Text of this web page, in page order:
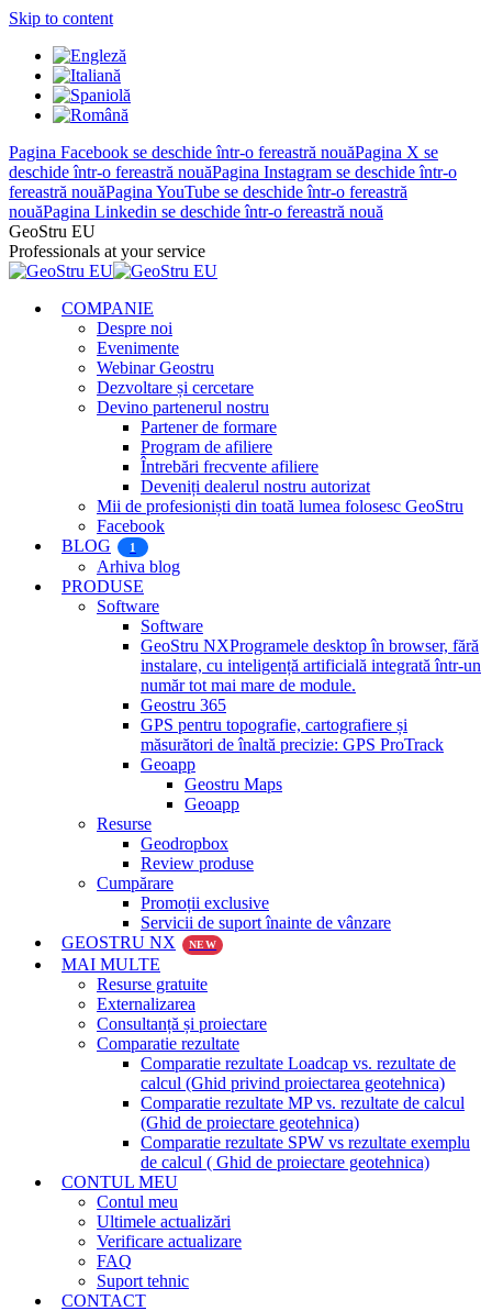
Skip to content
Pagina Facebook se deschide într-o fereastră nouăPagina X se
deschide într-o fereastră nouăPagina Instagram se deschide într-o
fereastră nouăPagina YouTube se deschide într-o fereastră
nouăPagina Linkedin se deschide într-o fereastră nouă
GeoStru EU
Professionals at your service
COMPANIE
Despre noi
Evenimente
Webinar Geostru
Dezvoltare și cercetare
Devino partenerul nostru
Partener de formare
Program de afiliere
Întrebări frecvente afiliere
Deveniți dealerul nostru autorizat
Mii de profesioniști din toată lumea folosesc GeoStru
Facebook
BLOG
1
Arhiva blog
PRODUSE
Software
Software
GeoStru NXProgramele desktop în browser, fără
instalare, cu inteligență artificială integrată într-un
număr tot mai mare de module.
Geostru 365
GPS pentru topografie, cartografiere și
măsurători de înaltă precizie: GPS ProTrack
Geoapp
Geostru Maps
Geoapp
Resurse
Geodropbox
Review produse
Cumpărare
Promoții exclusive
Servicii de suport înainte de vânzare
GEOSTRU NX
NEW
MAI MULTE
Resurse gratuite
Externalizarea
Consultanță și proiectare
Comparatie rezultate
Comparatie rezultate Loadcap vs. rezultate de
calcul (Ghid privind proiectarea geotehnica)
Comparatie rezultate MP vs. rezultate de calcul
(Ghid de proiectare geotehnica)
Comparatie rezultate SPW vs rezultate exemplu
de calcul ( Ghid de proiectare geotehnica)
CONTUL MEU
Contul meu
Ultimele actualizări
Verificare actualizare
FAQ
Suport tehnic
CONTACT